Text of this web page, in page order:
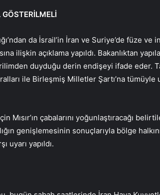
da İsrail’in İran ve Suriye’de füze ve
ilişkin açıklama yapıldı. Bakanlıktan
duyduğu derin endişeyi ifade eder.
ile Birleşmiş Milletler Şartı’na tümüyle
Mısır’ın çabalarını yoğunlaştıracağı
genişlemesinin sonuçlarıyla bölge
uyarı yapıldı.